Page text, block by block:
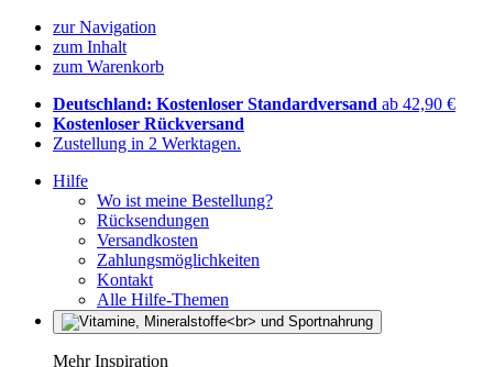
zur Navigation
zum Inhalt
zum Warenkorb
Deutschland: Kostenloser Standardversand ab 42,90 €
Kostenloser Rückversand
Zustellung in 2 Werktagen.
Hilfe
Wo ist meine Bestellung?
Rücksendungen
Versandkosten
Zahlungsmöglichkeiten
Kontakt
Alle Hilfe-Themen
Mehr Inspiration